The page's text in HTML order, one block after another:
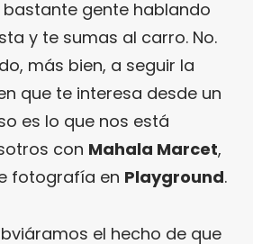
bastante gente hablando
y te sumas al carro. No.
más bien, a seguir la
que te interesa desde un
es lo que nos está
con Mahala Marcet,
fotografía en Playground.
el hecho de que